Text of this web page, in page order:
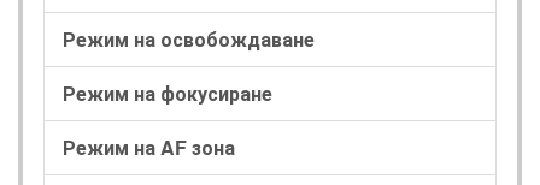
Режим на освобождаване
Режим на фокусиране
Режим на AF зона